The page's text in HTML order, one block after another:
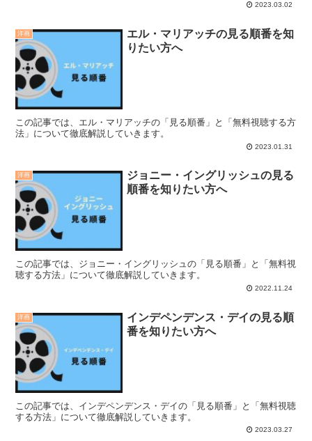
2023.03.02
洋画
エル・マリアッチの見る順番を知
りたい方へ
この記事では、エル・マリアッチの「見る順番」と「無料視聴する方
法」について徹底解説していきます。
2023.01.31
洋画
ジョニー・イングリッシュの見る
順番を知りたい方へ
この記事では、ジョニー・イングリッシュの「見る順番」と「無料視
聴する方法」について徹底解説していきます。
2022.11.24
洋画
インデペンデンス・デイの見る順
番を知りたい方へ
この記事では、インデペンデンス・デイの「見る順番」と「無料視聴
する方法」について徹底解説していきます。
2023.03.27